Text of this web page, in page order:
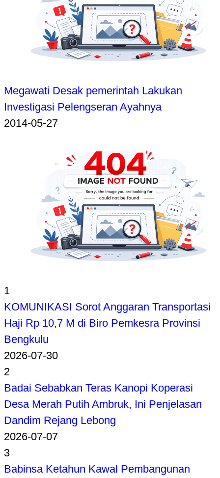
Megawati Desak pemerintah Lakukan
Investigasi Pelengseran Ayahnya
2014-05-27
1
KOMUNIKASI Sorot Anggaran Transportasi
Haji Rp 10,7 M di Biro Pemkesra Provinsi
Bengkulu
2026-07-30
2
Badai Sebabkan Teras Kanopi Koperasi
Desa Merah Putih Ambruk, Ini Penjelasan
Dandim Rejang Lebong
2026-07-07
3
Babinsa Ketahun Kawal Pembangunan